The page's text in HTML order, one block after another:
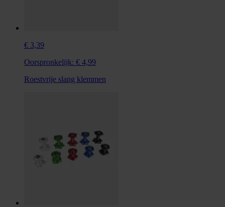
€ 3,39
Oorspronkelijk: € 4,99
Roestvrije slang klemmen